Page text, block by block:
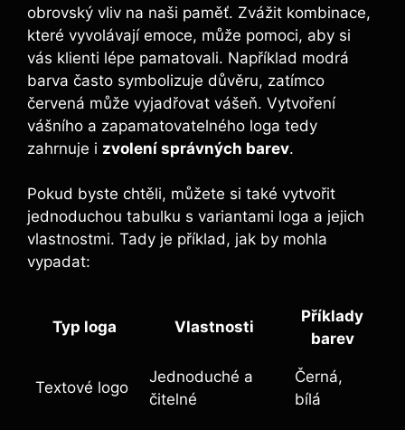
obrovský vliv na naši paměť. Zvážit kombinace,
které vyvolávají emoce, může pomoci, aby si
vás klienti lépe pamatovali. Například modrá
barva často symbolizuje důvěru, zatímco
červená může vyjadřovat vášeň. Vytvoření
vášního a zapamatovatelného loga tedy
zahrnuje i zvolení správných barev.
Pokud byste chtěli, můžete si také vytvořit
jednoduchou tabulku s variantami loga a jejich
vlastnostmi. Tady je příklad, jak by mohla
vypadat:
Typ loga Vlastnosti
Příklady
barev
Textové logo
Jednoduché a
čitelné
Černá,
bílá